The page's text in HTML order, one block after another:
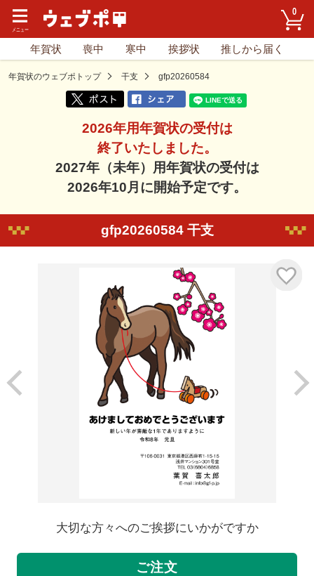
0
年賀状 喪中 寒中 挨拶状 推しから届く
年賀状のウェブポトップ 干支 gfp20260584
2026年用年賀状の受付は
終了いたしました。
2027年（未年）用年賀状の受付は
2026年10月に開始予定です。
gfp20260584 干支
大切な方々へのご挨拶にいかがですか
ご注文